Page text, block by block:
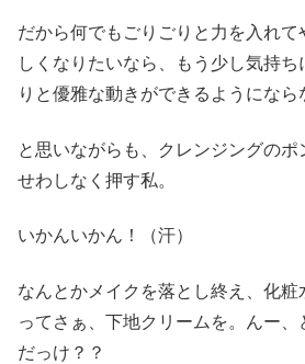
だから何でもごりごりと力を入れ
しくなりたいなら、もう少し気持
りと優雅な動きができるようになら
と思いながらも、クレンジングのポ
せわしなく押す私。
いかんいかん！（汗）
なんとかメイクを落とし終え、化
ってさぁ、下地クリームを。んー
だっけ？？